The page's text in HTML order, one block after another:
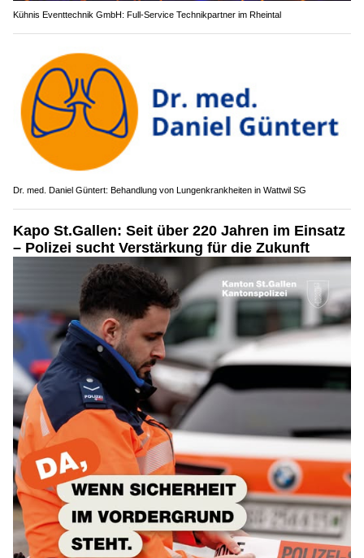
Kühnis Eventtechnik GmbH: Full-Service Technikpartner im Rheintal
Dr. med. Daniel Güntert: Behandlung von Lungenkrankheiten in Wattwil SG
Kapo St.Gallen: Seit über 220 Jahren im Einsatz
– Polizei sucht Verstärkung für die Zukunft